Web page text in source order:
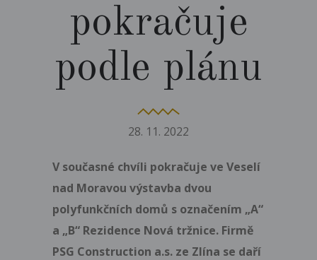
pokračuje
podle plánu
28. 11. 2022
V současné chvíli pokračuje ve Veselí
nad Moravou výstavba dvou
polyfunkčních domů s označením „A“
a „B“ Rezidence Nová tržnice. Firmě
PSG Construction a.s. ze Zlína se daří